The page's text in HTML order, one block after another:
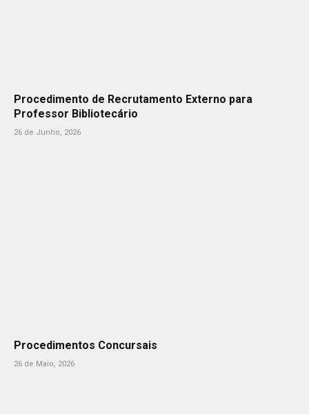
Procedimento de Recrutamento Externo para
Professor Bibliotecário
26 de Junho, 2026
Procedimentos Concursais
26 de Maio, 2026